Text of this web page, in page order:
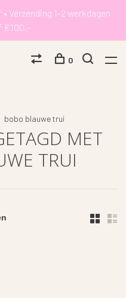
Verzending 1-2 werkdagen
€100,-
0
bobo blauwe trui
MET
TRUI